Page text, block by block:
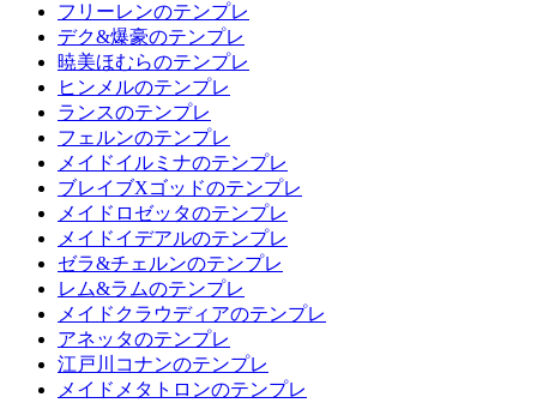
フリーレンのテンプレ
デク&爆豪のテンプレ
暁美ほむらのテンプレ
ヒンメルのテンプレ
ランスのテンプレ
フェルンのテンプレ
メイドイルミナのテンプレ
ブレイブXゴッドのテンプレ
メイドロゼッタのテンプレ
メイドイデアルのテンプレ
ゼラ&チェルンのテンプレ
レム&ラムのテンプレ
メイドクラウディアのテンプレ
アネッタのテンプレ
江戸川コナンのテンプレ
メイドメタトロンのテンプレ